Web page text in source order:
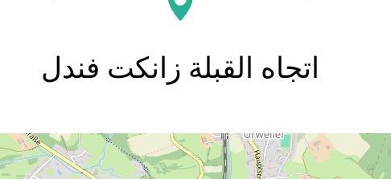
اتجاه القبلة زانكت فندل